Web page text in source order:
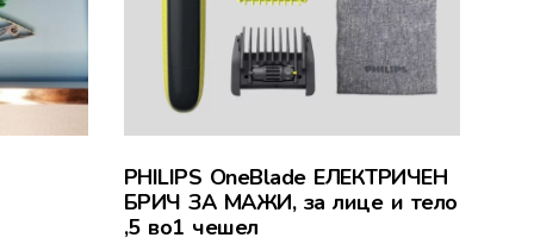
PHILIPS OneBlade ЕЛЕКТРИЧЕН
БРИЧ ЗА МАЖИ, за лице и тело
,5 во1 чешел